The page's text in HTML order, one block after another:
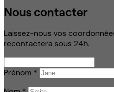
Nous contacter
Laissez-nous vos
recontactera sous 24h.
Prénom *